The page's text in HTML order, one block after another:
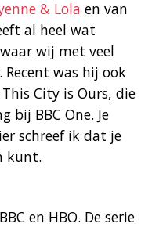
& Lola en van
al heel wat
wij met veel
was hij ook
City is Ours, die
bij BBC One. Je
schreef ik dat je
kunt.
en HBO. De serie